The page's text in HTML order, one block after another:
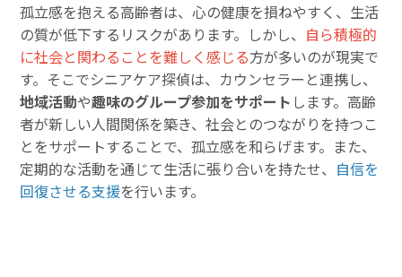
孤立感を抱える高齢者は、心の健康を損ねやすく、生活
の質が低下するリスクがあります。しかし、 自ら積極的
に社会と関わることを難しく感じる方が多いのが現実で
す。そこでシニアケア探偵は、カウンセラーと連携し、
地域活動や趣味のグループ参加をサポート します。高齢
者が新しい人間関係を築き、社会とのつながりを持つこ
とをサポートすることで、孤立感を和らげます。また、
定期的な活動を通じて生活に張り合いを持たせ、 自信を
回復させる支援を行います。